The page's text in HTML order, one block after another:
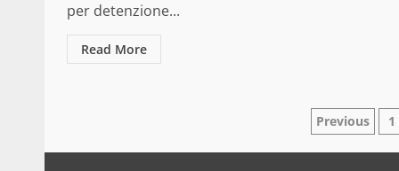
per detenzione...
Read More
degli
Previous 1